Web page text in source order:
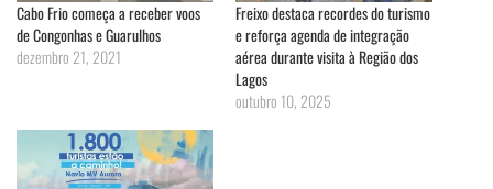
Cabo Frio começa a receber voos
de Congonhas e Guarulhos
dezembro 21, 2021
Freixo destaca recordes do turismo
e reforça agenda de integração
aérea durante visita à Região dos
Lagos
outubro 10, 2025